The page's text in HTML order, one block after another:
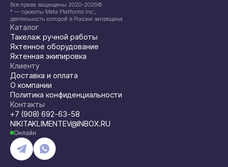
Все права защищены 2020-2026©
* — проекты Meta Platforms Inc.,
деятельность которой в России запрещена
Каталог
Такелаж ручной работы
Яхтенное оборудование
Яхтенная экипировка
Клиенту
Доставка и оплата
О компании
Политика конфиденциальности
Контакты
+7 (908) 692-63-58
NIKITAKLIMENTEV@INBOX.RU
Онлайн